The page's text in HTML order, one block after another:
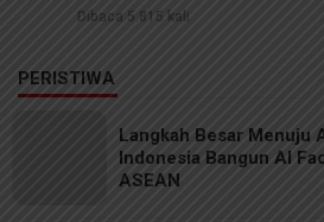
Dibaca 5.815 kali
PERISTIWA
Langkah Besar Menuju
Indonesia Bangun AI
ASEAN